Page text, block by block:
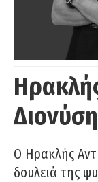
Ο Ηρακλής
δουλειά της